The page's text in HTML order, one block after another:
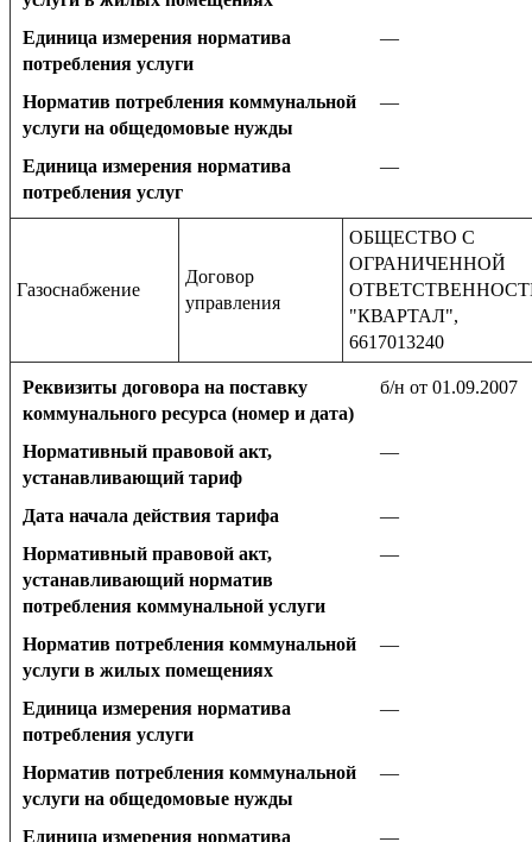
Единица измерения норматива
потребления услуги
—
Норматив потребления коммунальной
услуги на общедомовые нужды
—
Единица измерения норматива
потребления услуг
—
Газоснабжение
Договор
управления
ОБЩЕСТВО С
ОГРАНИЧЕННОЙ
"КВАРТАЛ",
6617013240
Реквизиты договора на поставку
коммунального ресурса (номер и дата)
б/н от 01.09.2007
Нормативный правовой акт,
устанавливающий тариф
—
Дата начала действия тарифа
—
Нормативный правовой акт,
устанавливающий норматив
потребления коммунальной услуги
—
Норматив потребления коммунальной
услуги в жилых помещениях
—
Единица измерения норматива
потребления услуги
—
Норматив потребления коммунальной
услуги на общедомовые нужды
—
Единица измерения норматива
—